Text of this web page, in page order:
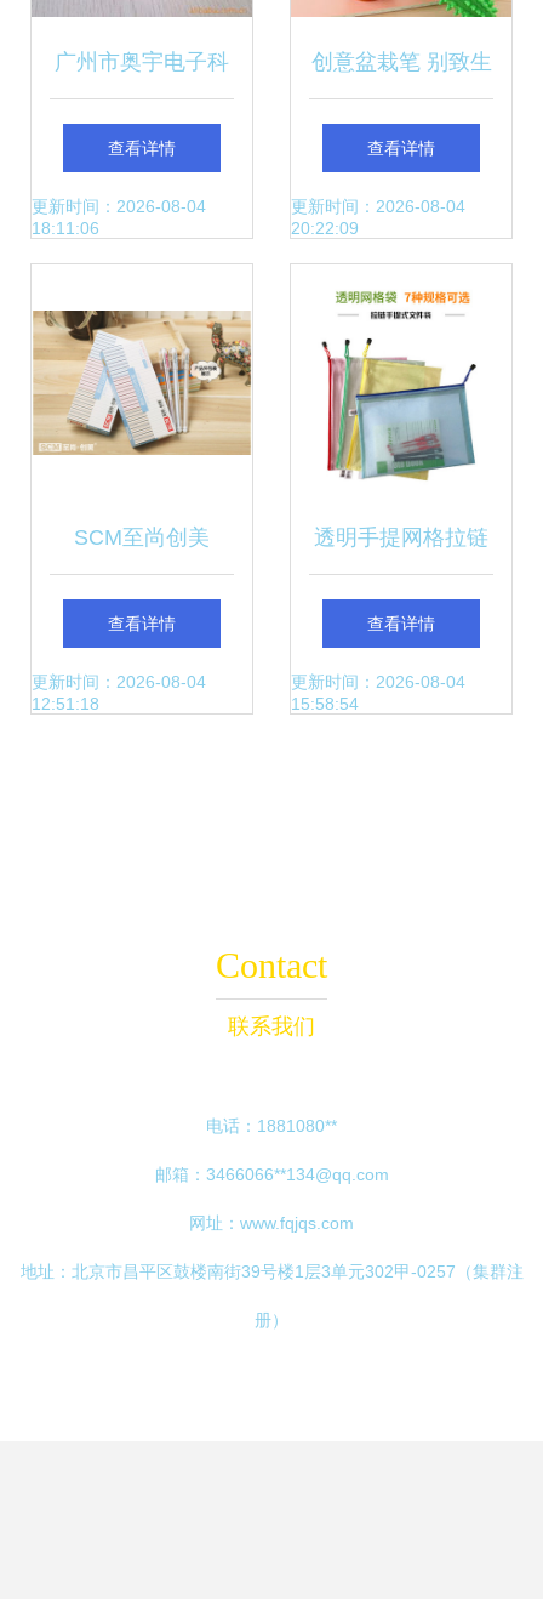
广州市奥宇电子科
技文具产品全览 一
站式学习文具用品
查看详情
更新时间：2026-08-04
18:11:06
创意盆栽笔 别致生
日礼与小奖品新风
尚
查看详情
更新时间：2026-08-04
20:22:09
SCM至尚创美
V1291 高品质中性
笔批发，厂家直销
查看详情
更新时间：2026-08-04
12:51:18
透明手提网格拉链
文件袋 学生文具与
办公用品批发的明
查看详情
更新时间：2026-08-04
15:58:54
Contact
联系我们
电话：1881080**
邮箱：3466066**134@qq.com
网址： www.fqjqs.com
地址：北京市昌平区鼓楼南街39号楼1层3单元302甲-0257（集群注
册）